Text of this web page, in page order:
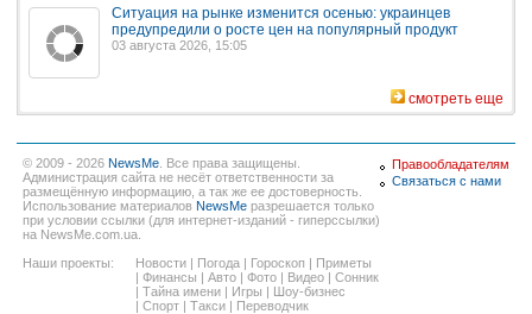
Ситуация на рынке изменится осенью: украинцев
предупредили о росте цен на популярный продукт
03 августа 2026, 15:05
смотреть еще
© 2009 - 2026 NewsMe . Все права защищены.
Администрация сайта не несёт ответственности за
размещённую информацию, а так же ее достоверность.
Использование материалов NewsMe разрешается только
при условии ссылки (для интернет-изданий - гиперссылки)
на NewsMe.com.ua.
Наши проекты:
Новости | Погода | Гороскоп | Приметы
| Финансы | Авто | Фото | Видео | Сонник
| Тайна имени | Игры | Шоу-бизнес
| Спорт | Такси | Переводчик
Правообладателям
Связаться с нами